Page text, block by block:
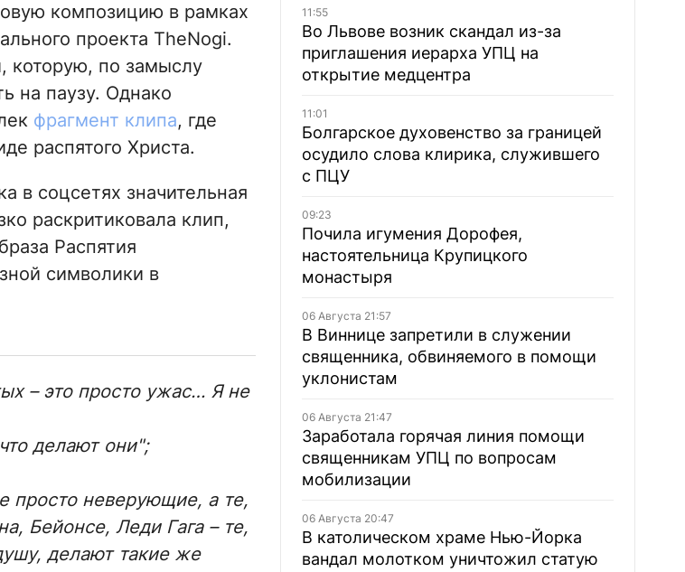
композицию в рамках
проекта TheNogi.
которую, по замыслу
на паузу. Однако
фрагмент клипа, где
распятого Христа.
в соцсетях значительная
раскритиковала клип,
Распятия
символики в
– это просто ужас… Я не
делают они";
просто неверующие, а те,
Бейонсе, Леди Гага – те,
делают такие же
11:55
Во Львове возник скандал из-за
приглашения иерарха УПЦ на
открытие медцентра
11:01
Болгарское духовенство за границей
осудило слова клирика, служившего
с ПЦУ
09:23
Почила игумения Дорофея,
настоятельница Крупицкого
монастыря
06 Августа 21:57
В Виннице запретили в служении
священника, обвиняемого в помощи
уклонистам
06 Августа 21:47
Заработала горячая линия помощи
священникам УПЦ по вопросам
мобилизации
06 Августа 20:47
В католическом храме Нью-Йорка
вандал молотком уничтожил статую